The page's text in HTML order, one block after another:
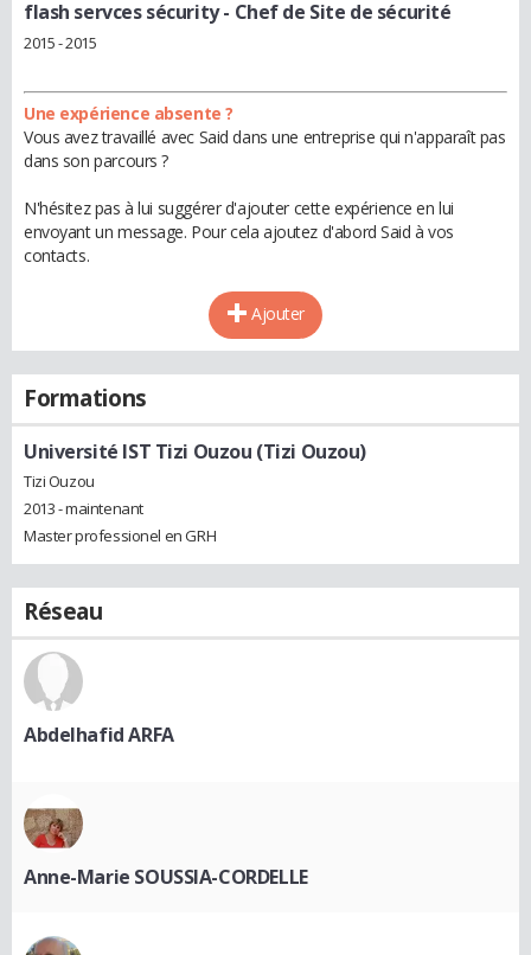
flash servces sécurity- Chef de Site de sécurité
2015 - 2015
Une expérience absente ?
Vous avez travaillé avec Said dans une entreprise qui n'apparaît pas
dans son parcours ?
N'hésitez pas à lui suggérer d'ajouter cette expérience en lui
envoyant un message. Pour cela ajoutez d'abord Said à vos
contacts.
Ajouter
Formations
Université IST Tizi Ouzou (Tizi Ouzou)
Tizi Ouzou
2013 - maintenant
Master professionel en GRH
Réseau
Abdelhafid ARFA
Anne-Marie SOUSSIA-CORDELLE